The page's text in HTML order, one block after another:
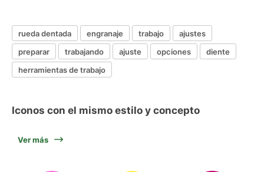
rueda dentada engranaje trabajo
ajustes
preparar
trabajando ajuste opciones
diente
herramientas de trabajo
Iconos con el mismo estilo y concepto
Ver más